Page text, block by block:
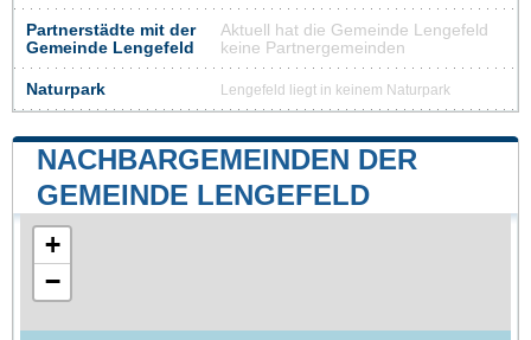
Partnerstädte mit der
Gemeinde Lengefeld
Aktuell hat die Gemeinde Lengefeld
keine Partnergemeinden
Naturpark Lengefeld liegt in keinem Naturpark
NACHBARGEMEINDEN DER
GEMEINDE LENGEFELD
+
−